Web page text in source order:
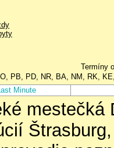
Termíny
PB, PD, NR, BA, NM, RK,
Minute